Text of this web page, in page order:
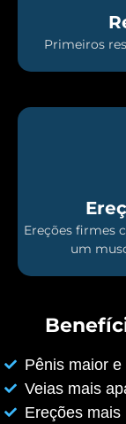
Primeiros
Ereções firmes
um
Pênis maior
Veias mais
Ereções mais